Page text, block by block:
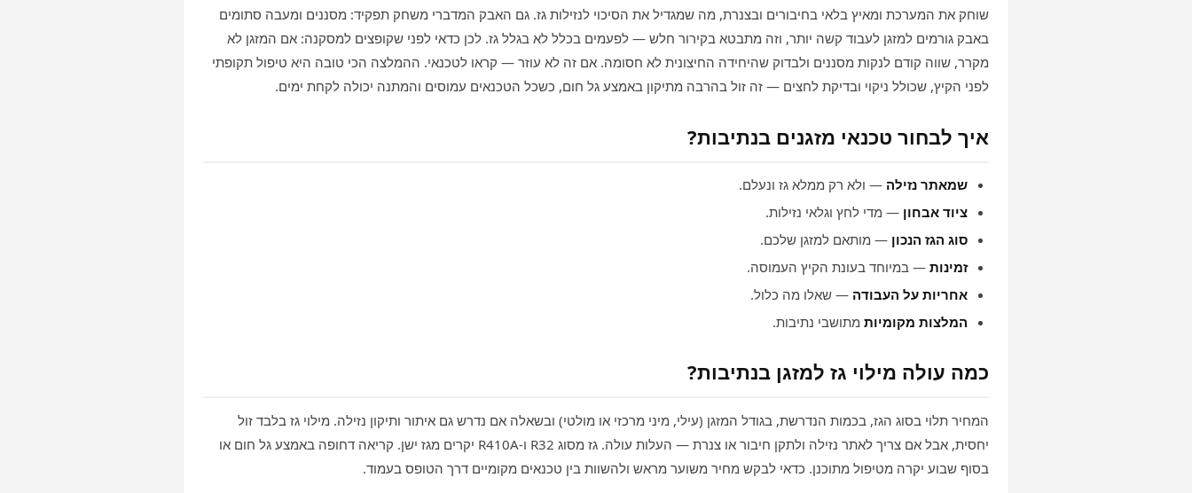
שוחק את המערכת ומאיץ בלאי בחיבורים ובצנרת, מה שמגדיל את הסיכוי לנזילות גז. גם האבק המדברי משחק תפקיד: מסננים ומעבה סתומים
באבק גורמים למזגן לעבוד קשה יותר, וזה מתבטא בקירור חלש — לפעמים בכלל לא בגלל גז. לכן כדאי לפני שקופצים למסקנה: אם המזגן לא
מקרר, שווה קודם לנקות מסננים ולבדוק שהיחידה החיצונית לא חסומה. אם זה לא עוזר — קראו לטכנאי. ההמלצה הכי טובה היא טיפול תקופתי
לפני הקיץ, שכולל ניקוי ובדיקת לחצים — זה זול בהרבה מתיקון באמצע גל חום, כשכל הטכנאים עמוסים והמתנה יכולה לקחת ימים.
איך לבחור טכנאי מזגנים בנתיבות?
שמאתר נזילה — ולא רק ממלא גז ונעלם.
ציוד אבחון — מדי לחץ וגלאי נזילות.
סוג הגז הנכון — מותאם למזגן שלכם.
זמינות — במיוחד בעונת הקיץ העמוסה.
אחריות על העבודה — שאלו מה כלול.
המלצות מקומיות מתושבי נתיבות.
כמה עולה מילוי גז למזגן בנתיבות?
המחיר תלוי בסוג הגז, בכמות הנדרשת, בגודל המזגן (עילי, מיני מרכזי או מולטי) ובשאלה אם נדרש גם איתור ותיקון נזילה. מילוי גז בלבד זול
יחסית, אבל אם צריך לאתר נזילה ולתקן חיבור או צנרת — העלות עולה. גז מסוג R32 ו‑R410A יקרים מגז ישן. קריאה דחופה באמצע גל חום או
בסוף שבוע יקרה מטיפול מתוכנן. כדאי לבקש מחיר משוער מראש ולהשוות בין טכנאים מקומיים דרך הטופס בעמוד.